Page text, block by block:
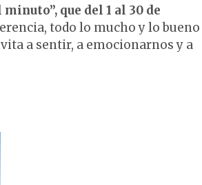
que del 1 al 30 de
todo lo mucho y lo bueno
a sentir, a emocionarnos y a